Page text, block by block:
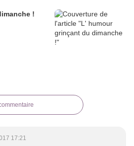
grinçant du dimanche !
17:21